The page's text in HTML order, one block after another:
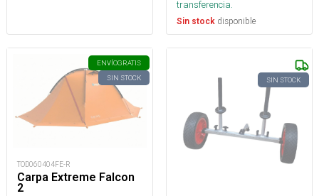
transferencia.
Sin stock disponible
ENVÍOGRATIS
SIN STOCK
TOD060404FE-R
Carpa Extreme Falcon
2
SIN STOCK